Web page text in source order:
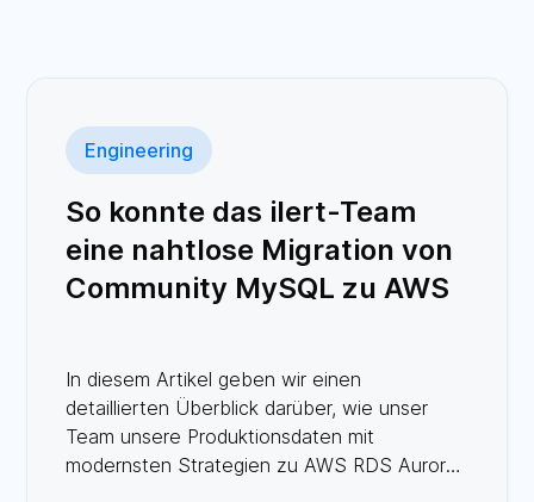
Engineering
So konnte das ilert-Team
eine nahtlose Migration von
Community MySQL zu AWS
Auswirkungen auf die
Kunden erreichen
In diesem Artikel geben wir einen
detaillierten Überblick darüber, wie unser
Team unsere Produktionsdaten mit
modernsten Strategien zu AWS RDS Aurora